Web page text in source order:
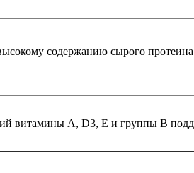
содержанию сырого
витамины А, D3, E и группы B